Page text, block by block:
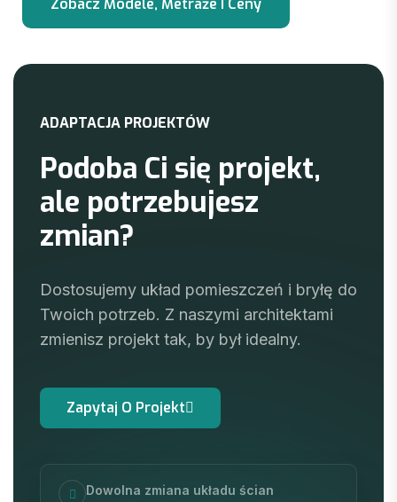
ADAPTACJA PROJEKTÓW
Podoba Ci się projekt,
ale potrzebujesz
zmian?
Dostosujemy układ pomieszczeń i bryłę do
Twoich potrzeb. Z naszymi architektami
zmienisz projekt tak, by był idealny.
Dowolna zmiana układu ścian